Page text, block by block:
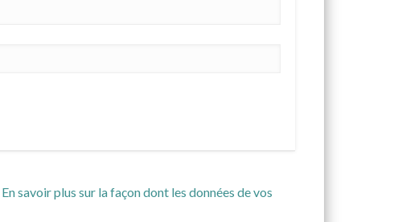
En savoir plus sur la façon dont les données de vos